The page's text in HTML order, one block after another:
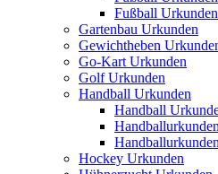
Fußball
Gartenbau Urkunden
Gewichtheben
Go-Kart Urkunden
Golf Urkunden
Handball Urkunden
Handball
Hockey Urkunden